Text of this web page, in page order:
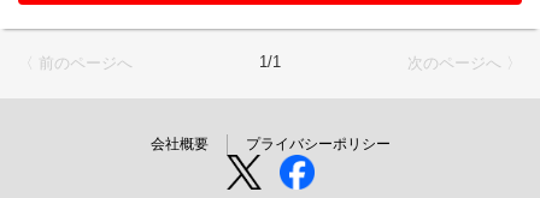
〈 前のページへ 1/1 次のページへ 〉
会社概要 プライバシーポリシー